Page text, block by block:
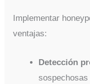
Implementar
ventajas:
Detección